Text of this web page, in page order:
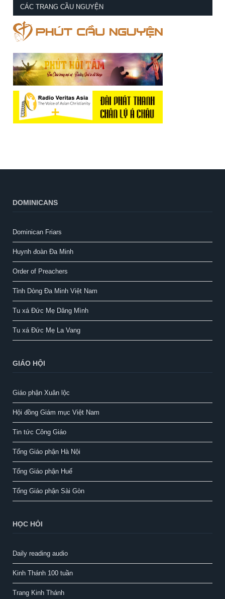
CÁC TRANG CẦU NGUYỆN
DOMINICANS
Dominican Friars
Huynh đoàn Đa Minh
Order of Preachers
Tỉnh Dòng Đa Minh Việt Nam
Tu xá Đức Mẹ Dâng Mình
Tu xá Đức Mẹ La Vang
GIÁO HỘI
Giáo phận Xuân lộc
Hội đồng Giám mục Việt Nam
Tin tức Công Giáo
Tổng Giáo phận Hà Nội
Tổng Giáo phận Huế
Tổng Giáo phận Sài Gòn
HỌC HỎI
Daily reading audio
Kinh Thánh 100 tuần
Trang Kinh Thánh